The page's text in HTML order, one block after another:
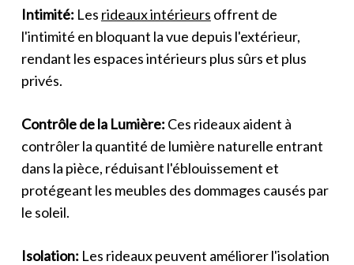
Intimité: Les rideaux intérieurs offrent de
l'intimité en bloquant la vue depuis l'extérieur,
rendant les espaces intérieurs plus sûrs et plus
privés.
Contrôle de la Lumière: Ces rideaux aident à
contrôler la quantité de lumière naturelle entrant
dans la pièce, réduisant l'éblouissement et
protégeant les meubles des dommages causés par
le soleil.
Isolation: Les rideaux peuvent améliorer l'isolation